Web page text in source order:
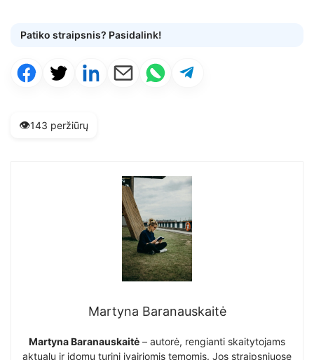
Patiko straipsnis? Pasidalink!
👁️143 peržiūrų
Martyna Baranauskaitė
Martyna Baranauskaitė – autorė, rengianti skaitytojams
aktualų ir įdomų turinį įvairiomis temomis. Jos straipsniuose